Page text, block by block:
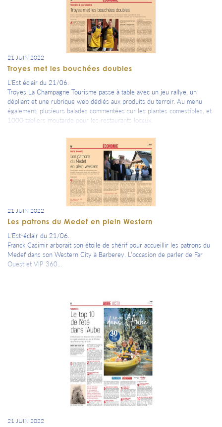
21 JUIN 2022
Troyes met les bouchées doubles
L'Est éclair du 21/06.
Troyes La Champagne Tourisme passe à table avec un jeu rallye, un
dépliant et une rubrique web dédiés aux produits du terroir. Au menu
également, plusieurs balades commentées sur les plantes comestibles, et
1000 tabliers moutarde pour les restaurants locaux.
21 JUIN 2022
Les patrons du Medef en plein Western
L'Est-éclair du 21/06.
Franck Casimir arborait son étoile de shérif pour accueillir les patrons du
Medef dans son Western City à Barberey. L'occasion de parler de Far
Ouest et VIP 360...
21 JUIN 2022